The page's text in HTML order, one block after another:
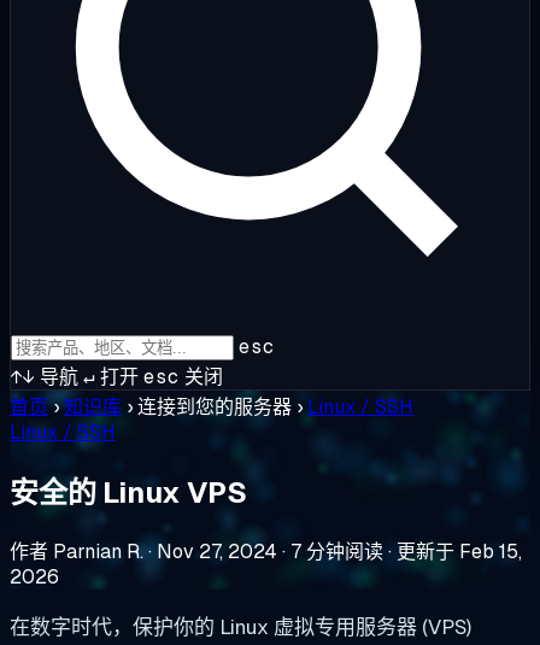
esc
↑↓ 导航↵打开esc 关闭
首页›知识库 ›连接到您的服务器 › Linux / SSH
Linux / SSH
安全的 Linux VPS
作者 Parnian R.· Nov 27, 2024 · 7 分钟阅读· 更新于 Feb 15,
2026
在数字时代，保护你的 Linux 虚拟专用服务器 (VPS)